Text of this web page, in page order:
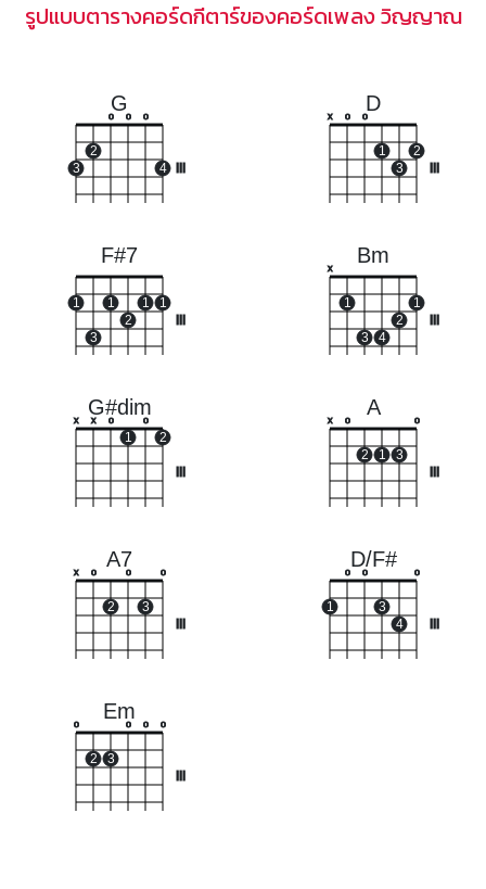
รูปแบบตารางคอร์ดกีตาร์ของคอร์ดเพลง วิญญาณ
G
3
2
o o o
4
D
x o o
1
3
2
F#7
1
3
1
2
1 1
Bm
x
1
3 4
2
1
G#dim
x x o
1
o
2
A
x o
2 1 3
o
A7
x o
2
o
3
o
D/F#
1
o o
3
4
o
Em
o
2 3
o o o